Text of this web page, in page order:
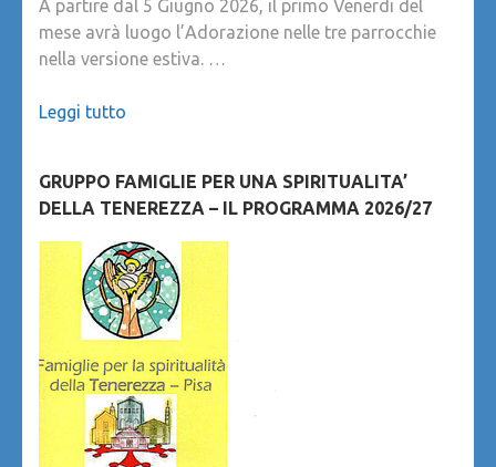
A partire dal 5 Giugno 2026, il primo Venerdi del
mese avrà luogo l’Adorazione nelle tre parrocchie
nella versione estiva. …
Leggi tutto
GRUPPO FAMIGLIE PER UNA SPIRITUALITA’
DELLA TENEREZZA – IL PROGRAMMA 2026/27